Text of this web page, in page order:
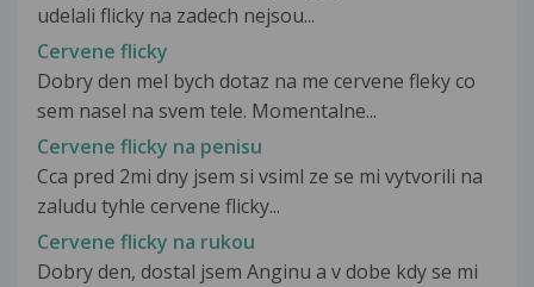
udelali flicky na zadech nejsou...
Cervene flicky
Dobry den mel bych dotaz na me cervene fleky co
sem nasel na svem tele. Momentalne...
Cervene flicky na penisu
Cca pred 2mi dny jsem si vsiml ze se mi vytvorili na
zaludu tyhle cervene flicky...
Cervene flicky na rukou
Dobry den, dostal jsem Anginu a v dobe kdy se mi